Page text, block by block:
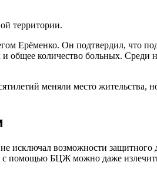
территории.
Ерёменко. Он подтвердил, что
общее количество больных. Среди
меняли место жительства,
исключал возможности защитного
с помощью БЦЖ можно даже